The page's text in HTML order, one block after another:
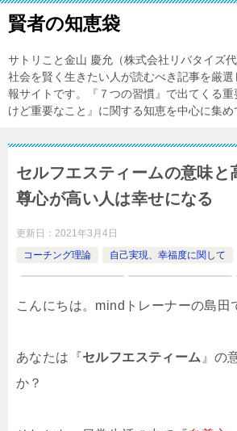
賢者の知恵袋
サトリこと金山 慶允（株式会社リバタイズ
社会を賢く生きたい人が読むべき記事を厳
報サイトです。『７つの習慣』で出てくる
けど重要なこと』に関する知恵を中心に集め
セルフエスティームの意味と
尊心が高い人は幸せになる
更新日： 2021年3月4日
コーチング理論
自己実現、幸福度に関して
こんにちは。mindトレーナーの島田
あなたは『セルフエスティーム 』の
か？